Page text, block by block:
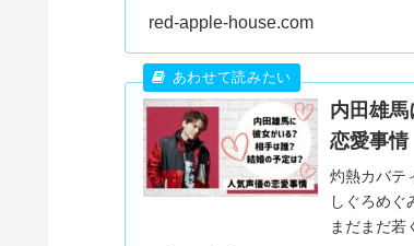
red-apple-house.com
内田雄
恋愛事情
灼熱カバテ
しぐろめぐ
まだまだ若